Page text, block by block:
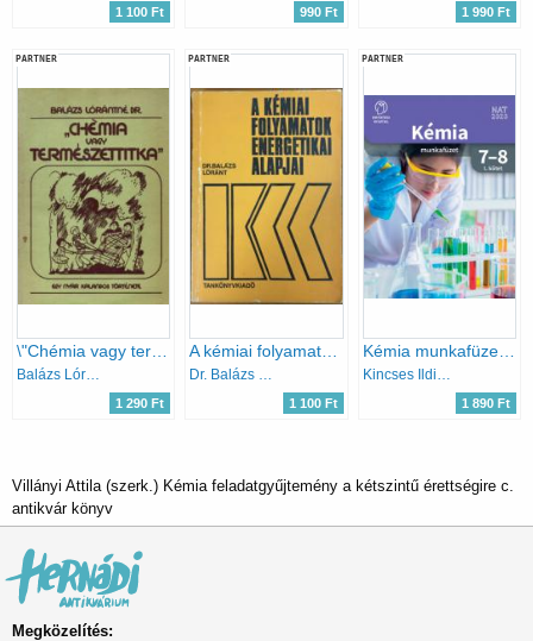
1 100 Ft 990 Ft 1 990 Ft
PARTNER
\"Chémia vagy természettitka\" - Egy nyár kalandos története
Balázs Lórántné dr.
1 290 Ft
PARTNER
A kémiai folyamatok energetikai alapjai
Dr. Balázs Lóránt
1 100 Ft
PARTNER
Kémia munkafüzet 7-8. I. kötet
Kincses Ildikó szerk.
1 890 Ft
Villányi Attila (szerk.) Kémia feladatgyűjtemény a kétszintű érettségire c.
antikvár könyv
Megközelítés: